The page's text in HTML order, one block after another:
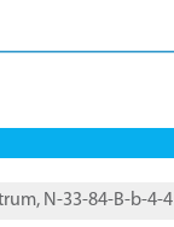
N-33-84-B-b-4-4